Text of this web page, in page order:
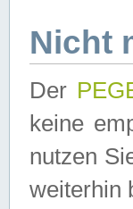
Nicht
Der
keine
nutzen
weiterhin